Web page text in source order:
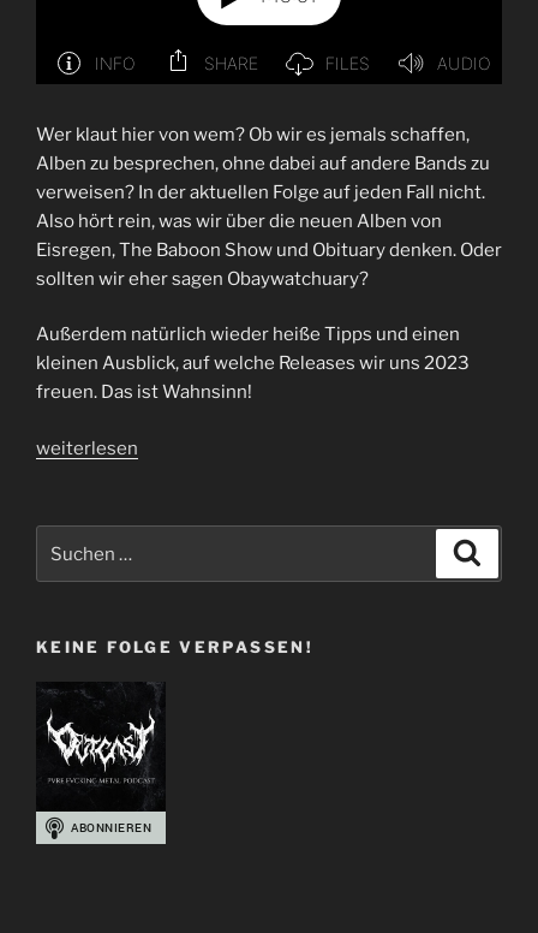
Wer klaut hier von wem? Ob wir es jemals schaffen,
Alben zu besprechen, ohne dabei auf andere Bands zu
verweisen? In der aktuellen Folge auf jeden Fall nicht.
Also hört rein, was wir über die neuen Alben von
Eisregen, The Baboon Show und Obituary denken. Oder
sollten wir eher sagen Obaywatchuary?
Außerdem natürlich wieder heiße Tipps und einen
kleinen Ausblick, auf welche Releases wir uns 2023
freuen. Das ist Wahnsinn!
„Folge
Bronze,
Silber
weiterlesen
KEINE FOLGE VERPASSEN!